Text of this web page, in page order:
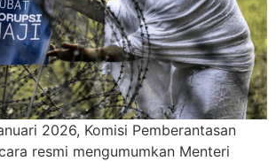
2026, Komisi Pemberantasan
resmi mengumumkan Menteri